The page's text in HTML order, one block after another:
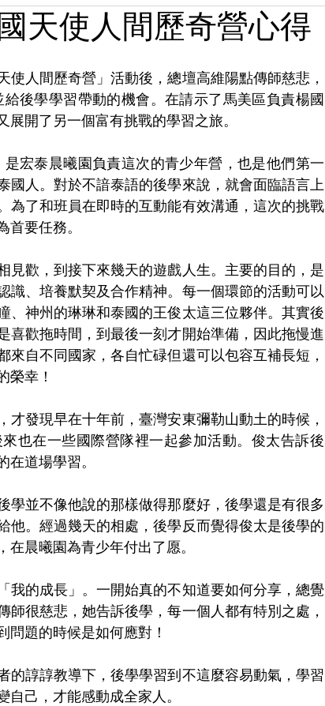
天使人間歷奇營心得
人間歷奇營」活動後，總壇高維陽點傳師慈悲，
後學學習帶動的機會。在請示了馬美區負責楊國
開了另一個富有挑戰的學習之旅。
宏泰晨曦園負責這次的青少年營，也是他們第一
國人。對於不諳泰語的後學來說，就會面臨語言上
為了和班員在即時的互動能有效溝通，這次的挑戰
要任務。
見歡，到接下來幾天的遊戲人生。主要的目的，是
識、培養默契及合作精神。每一個環節的活動可以
、神州的琳琳和泰國的王俊太這三位夥伴。其實後
喜歡拖時間，到最後一刻才開始準備，因此拖慢進
自不同國家，各自忙碌但還可以包容互補長短，
榮幸！
發現早在十年前，臺灣安東彌勒山動土的時候，
也在一些國際營隊裡一起參加活動。俊太告訴後
道場學習。
學並不像他說的那樣做得那麼好，後學還是有很多
他。經過幾天的相處，後學反而覺得俊太是後學的
晨曦園為青少年付出了愿。
我的成長」。一開始真的不知道要如何分享，總覺
很慈悲，她告訴後學，每一個人都有特別之處，
題的時候是如何應對！
的諄諄教導下，後學學習到不這麼容易動氣，學習
己，才能感動成全家人。